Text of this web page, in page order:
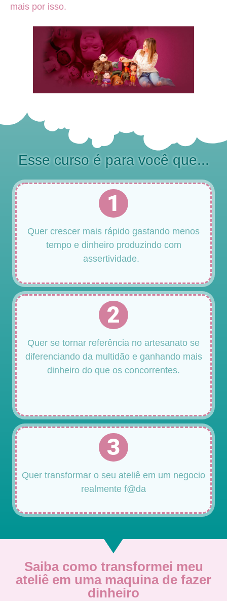
mais por isso.
Esse curso é para você que...
1
Quer crescer mais rápido gastando menos
tempo e dinheiro produzindo com
assertividade.
2
Quer se tornar referência no artesanato se
diferenciando da multidão e ganhando mais
dinheiro do que os concorrentes.
3
Quer transformar o seu ateliê em um negocio
realmente f@da
Saiba como transformei meu
ateliê em uma maquina de fazer
dinheiro